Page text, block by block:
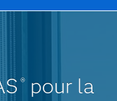
®pour la